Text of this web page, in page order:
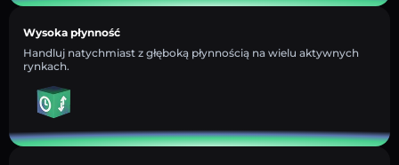
Wysoka płynność
Handluj natychmiast z głęboką płynnością na wielu aktywnych
rynkach.